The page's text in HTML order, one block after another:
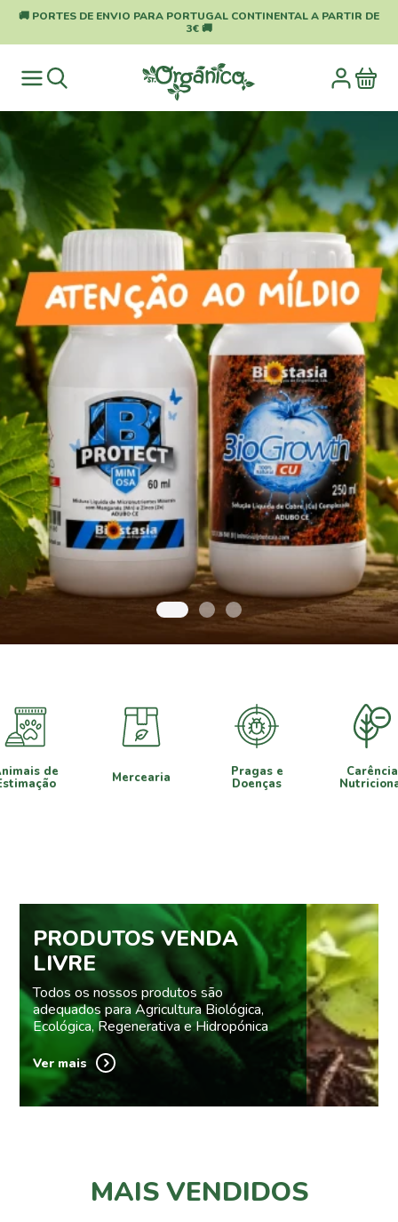
🚚 PORTES DE ENVIO PARA PORTUGAL CONTINENTAL A PARTIR DE
3€ 🚚
de Mercearia Pragas e
Doenças
Carência
PRODUTOS VENDA
LIVRE
Todos os nossos produtos são
adequados para Agricultura Biológica,
Ecológica, Regenerativa e Hidropónica
Ver mais
MAIS VENDIDOS